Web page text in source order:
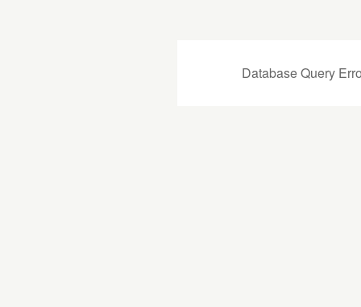
Database Query